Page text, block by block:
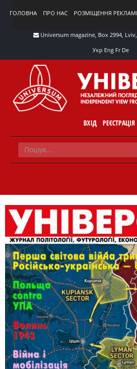
ГОЛОВНА ПРО НАС РОЗМІЩЕННЯ
Universum magazine, Box 2994,
Укр Eng Fr De
ВХІД РЕЄСТРАЦІЯ